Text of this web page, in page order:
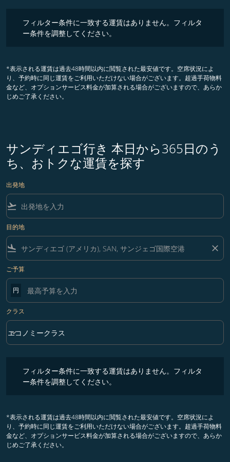
フィルター条件に一致する運賃はありません。フィルタ
ー条件を調整してください。
*表示される運賃は過去48時間以内に閲覧された最安値です。空席状況によ
り、予約時に同じ運賃をご利用いただけない場合がございます。超過手荷物料
金など、オプションサービス料金が加算される場合がございますので、あらか
じめご了承ください。
サンディエゴ行き 本日から365日のう
ち、おトクな運賃を探す
出発地
flight_takeoff
目的地
flight_land close
ご予算
円
クラス
クラス option エコノミークラス Selected
エコノミークラス
keyboard_arrow_down
フィルター条件に一致する運賃はありません。フィルタ
ー条件を調整してください。
*表示される運賃は過去48時間以内に閲覧された最安値です。空席状況によ
り、予約時に同じ運賃をご利用いただけない場合がございます。超過手荷物料
金など、オプションサービス料金が加算される場合がございますので、あらか
じめご了承ください。